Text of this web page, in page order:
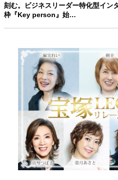
刻む。ビジネスリーダー特化型イン
枠『Key person』始…